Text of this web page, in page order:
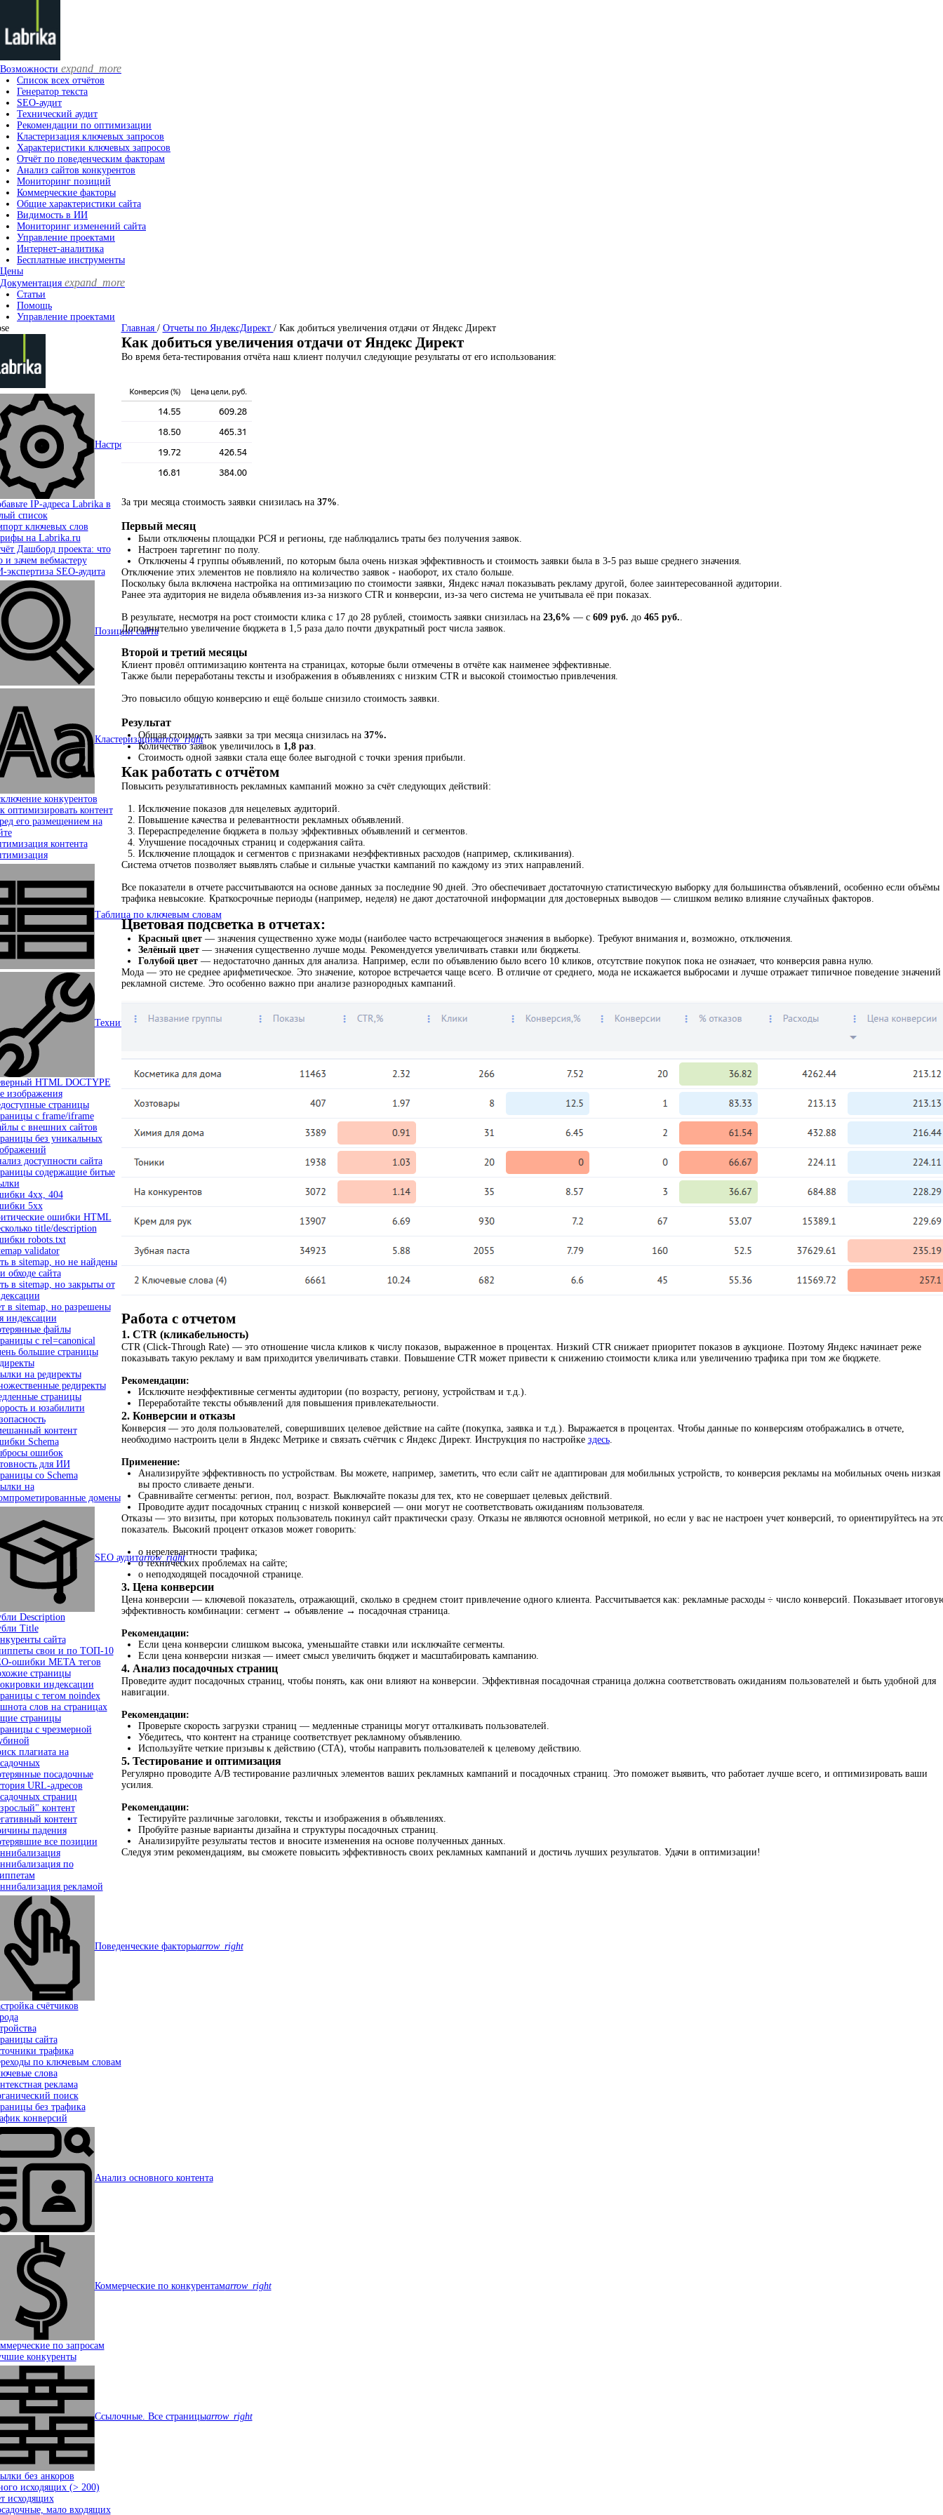
Возможности expand_more
Список всех отчётов
Генератор текста
SEO-аудит
Технический аудит
Рекомендации по оптимизации
Кластеризация ключевых запросов
Характеристики ключевых запросов
Отчёт по поведенческим факторам
Анализ сайтов конкурентов
Мониторинг позиций
Коммерческие факторы
Общие характеристики сайта
Видимость в ИИ
Мониторинг изменений сайта
Управление проектами
Интернет-аналитика
Бесплатные инструменты
Цены
Документация expand_more
Статьи
Помощь
Управление проектами
Настройки сайта
IP-адреса Labrika в
список
ключевых слов
на Labrika.ru
Дашборд проекта: что
и зачем вебмастеру
экспертиза SEO-аудита
Позиции сайта
Кластеризацияarrow_right
конкурентов
оптимизировать контент
его размещением на
контента
Таблица по ключевым словам
Технический аудитarrow_right
HTML DOCTYPE
изображения
страницы
c frame/iframe
с внешних сайтов
без уникальных
доступности сайта
содержащие битые
4xx, 404
5xx
ошибки HTML
title/description
robots.txt
validator
в sitemap, но не найдены
обходе сайта
в sitemap, но закрыты от
в sitemap, но разрешены
индексации
файлы
с rel=canonical
большие страницы
на редиректы
редиректы
страницы
и юзабилити
контент
Schema
ошибок
для ИИ
со Schema
на
домены
SEO аудитarrow_right
Description
Title
сайта
свои и по ТОП-10
ошибки МЕТА тегов
страницы
индексации
с тегом noindex
слов на страницах
страницы
с чрезмерной
плагиата на
посадочные
URL-адресов
страниц
контент
контент
падения
все позиции
по
рекламой
Поведенческие факторыarrow_right
счётчиков
сайта
трафика
по ключевым словам
слова
реклама
поиск
без трафика
конверсий
Анализ основного контента
Коммерческие по конкурентамarrow_right
по запросам
конкуренты
Ссылочные. Все страницыarrow_right
без анкоров
исходящих (> 200)
исходящих
мало входящих
Главная / Отчеты по ЯндексДирект / Как добиться увеличения отдачи от Яндекс Директ
Как добиться увеличения отдачи от Яндекс Директ
Во время бета-тестирования отчёта наш клиент получил следующие результаты от его использования:
За три месяца стоимость заявки снизилась на 37%.
Первый месяц
Были отключены площадки РСЯ и регионы, где наблюдались траты без получения заявок.
Настроен таргетинг по полу.
Отключены 4 группы объявлений, по которым была очень низкая эффективность и стоимость заявки была в 3-5 раз выше среднего значения.
Отключение этих элементов не повлияло на количество заявок - наоборот, их стало больше.
Поскольку была включена настройка на оптимизацию по стоимости заявки, Яндекс начал показывать рекламу другой, более заинтересованной аудитории.
Ранее эта аудитория не видела объявления из-за низкого CTR и конверсии, из-за чего система не учитывала её при показах.
В результате, несмотря на рост стоимости клика с 17 до 28 рублей, стоимость заявки снизилась на 23,6% — с 609 руб. до 465 руб..
Дополнительно увеличение бюджета в 1,5 раза дало почти двукратный рост числа заявок.
Второй и третий месяцы
Клиент провёл оптимизацию контента на страницах, которые были отмечены в отчёте как наименее эффективные.
Также были переработаны тексты и изображения в объявлениях с низким CTR и высокой стоимостью привлечения.
Это повысило общую конверсию и ещё больше снизило стоимость заявки.
Результат
Общая стоимость заявки за три месяца снизилась на 37%.
Количество заявок увеличилось в 1,8 раз.
Стоимость одной заявки стала еще более выгодной с точки зрения прибыли.
Как работать с отчётом
Повысить результативность рекламных кампаний можно за счёт следующих действий:
Исключение показов для нецелевых аудиторий.
Повышение качества и релевантности рекламных объявлений.
Перераспределение бюджета в пользу эффективных объявлений и сегментов.
Улучшение посадочных страниц и содержания сайта.
Исключение площадок и сегментов с признаками неэффективных расходов (например, скликивания).
Система отчетов позволяет выявлять слабые и сильные участки кампаний по каждому из этих направлений.
Все показатели в отчете рассчитываются на основе данных за последние 90 дней. Это обеспечивает достаточную статистическую выборку для большинства объявлений, особенно если объёмы
трафика невысокие. Краткосрочные периоды (например, неделя) не дают достаточной информации для достоверных выводов — слишком велико влияние случайных факторов.
Цветовая подсветка в отчетах:
Красный цвет— значения существенно хуже моды (наиболее часто встречающегося значения в выборке). Требуют внимания и, возможно, отключения.
Зелёный цвет— значения существенно лучше моды. Рекомендуется увеличивать ставки или бюджеты.
Голубой цвет— недостаточно данных для анализа. Например, если по объявлению было всего 10 кликов, отсутствие покупок пока не означает, что конверсия равна нулю.
Мода — это не среднее арифметическое. Это значение, которое встречается чаще всего. В отличие от среднего, мода не искажается выбросами и лучше отражает типичное поведение значений
рекламной системе. Это особенно важно при анализе разнородных кампаний.
Работа с отчетом
1. CTR (кликабельность)
CTR (Click-Through Rate) — это отношение числа кликов к числу показов, выраженное в процентах. Низкий CTR снижает приоритет показов в аукционе. Поэтому Яндекс начинает реже
показывать такую рекламу и вам приходится увеличивать ставки. Повышение CTR может привести к снижению стоимости клика или увеличению трафика при том же бюджете.
Рекомендации:
Исключите неэффективные сегменты аудитории (по возрасту, региону, устройствам и т.д.).
Переработайте тексты объявлений для повышения привлекательности.
2. Конверсии и отказы
Конверсия — это доля пользователей, совершивших целевое действие на сайте (покупка, заявка и т.д.). Выражается в процентах. Чтобы данные по конверсиям отображались в отчете,
необходимо настроить цели в Яндекс Метрике и связать счётчик с Яндекс Директ. Инструкция по настройке здесь.
Применение:
Анализируйте эффективность по устройствам. Вы можете, например, заметить, что если сайт не адаптирован для мобильных устройств, то конверсия рекламы на мобильных очень низкая
вы просто сливаете деньги.
Сравнивайте сегменты: регион, пол, возраст. Выключайте показы для тех, кто не совершает целевых действий.
Проводите аудит посадочных страниц с низкой конверсией — они могут не соответствовать ожиданиям пользователя.
Отказы — это визиты, при которых пользователь покинул сайт практически сразу. Отказы не являются основной метрикой, но если у вас не настроен учет конверсий, то ориентируйтесь на
показатель. Высокий процент отказов может говорить:
о нерелевантности трафика;
о технических проблемах на сайте;
о неподходящей посадочной странице.
3. Цена конверсии
Цена конверсии — ключевой показатель, отражающий, сколько в среднем стоит привлечение одного клиента. Рассчитывается как: рекламные расходы ÷ число конверсий. Показывает
эффективность комбинации: сегмент → объявление → посадочная страница.
Рекомендации:
Если цена конверсии слишком высока, уменьшайте ставки или исключайте сегменты.
Если цена конверсии низкая — имеет смысл увеличить бюджет и масштабировать кампанию.
4. Анализ посадочных страниц
Проведите аудит посадочных страниц, чтобы понять, как они влияют на конверсии. Эффективная посадочная страница должна соответствовать ожиданиям пользователей и быть удобной для
навигации.
Рекомендации:
Проверьте скорость загрузки страниц — медленные страницы могут отталкивать пользователей.
Убедитесь, что контент на странице соответствует рекламному объявлению.
Используйте четкие призывы к действию (CTA), чтобы направить пользователей к целевому действию.
5. Тестирование и оптимизация
Регулярно проводите A/B тестирование различных элементов ваших рекламных кампаний и посадочных страниц. Это поможет выявить, что работает лучше всего, и оптимизировать ваши
усилия.
Рекомендации:
Тестируйте различные заголовки, тексты и изображения в объявлениях.
Пробуйте разные варианты дизайна и структуры посадочных страниц.
Анализируйте результаты тестов и вносите изменения на основе полученных данных.
Следуя этим рекомендациям, вы сможете повысить эффективность своих рекламных кампаний и достичь лучших результатов. Удачи в оптимизации!